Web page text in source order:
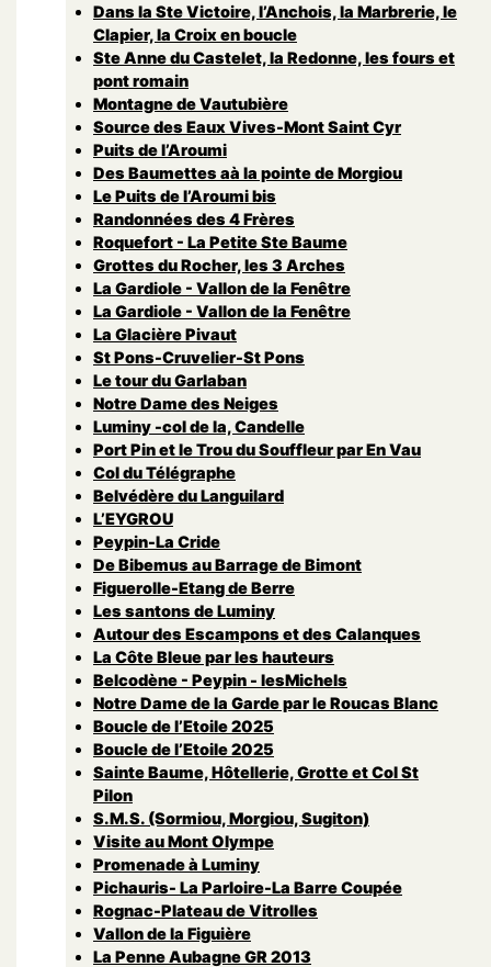
Dans la Ste Victoire, l’Anchois, la Marbrerie, le
Clapier, la Croix en boucle
Ste Anne du Castelet, la Redonne, les fours et
pont romain
Montagne de Vautubière
Source des Eaux Vives-Mont Saint Cyr
Puits de l’Aroumi
Des Baumettes aà la pointe de Morgiou
Le Puits de l’Aroumi bis
Randonnées des 4 Frères
Roquefort - La Petite Ste Baume
Grottes du Rocher, les 3 Arches
La Gardiole - Vallon de la Fenêtre
La Gardiole - Vallon de la Fenêtre
La Glacière Pivaut
St Pons-Cruvelier-St Pons
Le tour du Garlaban
Notre Dame des Neiges
Luminy -col de la, Candelle
Port Pin et le Trou du Souffleur par En Vau
Col du Télégraphe
Belvédère du Languilard
L’EYGROU
Peypin-La Cride
De Bibemus au Barrage de Bimont
Figuerolle-Etang de Berre
Les santons de Luminy
Autour des Escampons et des Calanques
La Côte Bleue par les hauteurs
Belcodène - Peypin - lesMichels
Notre Dame de la Garde par le Roucas Blanc
Boucle de l’Etoile 2025
Boucle de l’Etoile 2025
Sainte Baume, Hôtellerie, Grotte et Col St
Pilon
S.M.S. (Sormiou, Morgiou, Sugiton)
Visite au Mont Olympe
Promenade à Luminy
Pichauris- La Parloire-La Barre Coupée
Rognac-Plateau de Vitrolles
Vallon de la Figuière
La Penne Aubagne GR 2013